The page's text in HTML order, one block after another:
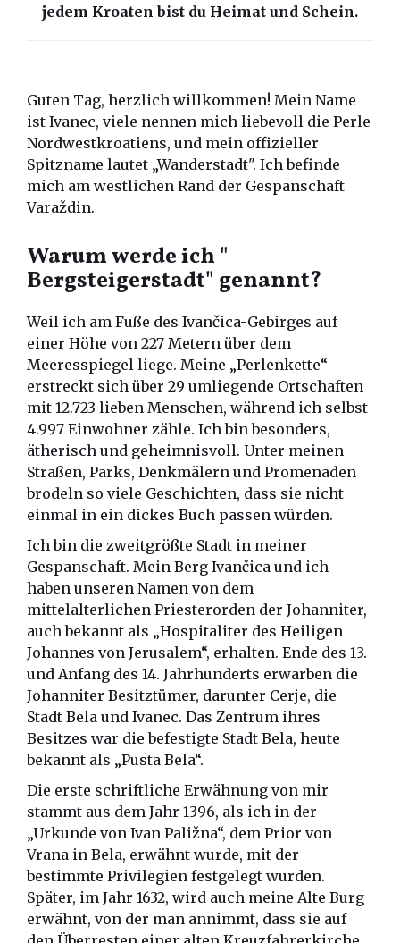
jedem Kroaten bist du Heimat und Schein.
Guten Tag, herzlich willkommen! Mein Name
ist Ivanec, viele nennen mich liebevoll die Perle
Nordwestkroatiens, und mein offizieller
Spitzname lautet „Wanderstadt". Ich befinde
mich am westlichen Rand der Gespanschaft
Varaždin.
Warum werde ich "
Bergsteigerstadt" genannt?
Weil ich am Fuße des Ivančica-Gebirges auf
einer Höhe von 227 Metern über dem
Meeresspiegel liege. Meine „Perlenkette“
erstreckt sich über 29 umliegende Ortschaften
mit 12.723 lieben Menschen, während ich selbst
4.997 Einwohner zähle. Ich bin besonders,
ätherisch und geheimnisvoll. Unter meinen
Straßen, Parks, Denkmälern und Promenaden
brodeln so viele Geschichten, dass sie nicht
einmal in ein dickes Buch passen würden.
Ich bin die zweitgrößte Stadt in meiner
Gespanschaft. Mein Berg Ivančica und ich
haben unseren Namen von dem
mittelalterlichen Priesterorden der Johanniter,
auch bekannt als „Hospitaliter des Heiligen
Johannes von Jerusalem“, erhalten. Ende des 13.
und Anfang des 14. Jahrhunderts erwarben die
Johanniter Besitztümer, darunter Cerje, die
Stadt Bela und Ivanec. Das Zentrum ihres
Besitzes war die befestigte Stadt Bela, heute
bekannt als „Pusta Bela“.
Die erste schriftliche Erwähnung von mir
stammt aus dem Jahr 1396, als ich in der
„Urkunde von Ivan Paližna“, dem Prior von
Vrana in Bela, erwähnt wurde, mit der
bestimmte Privilegien festgelegt wurden.
Später, im Jahr 1632, wird auch meine Alte Burg
erwähnt, von der man annimmt, dass sie auf